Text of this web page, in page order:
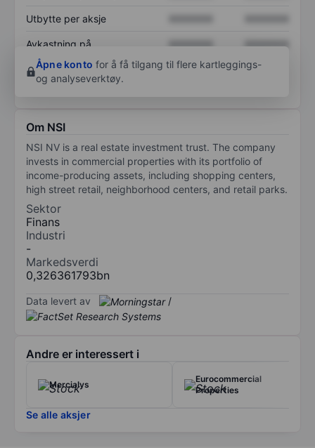
Utbytte per aksje
Avkastning på
egenkapital
XXXXXXX
XXXXXXX
Åpne konto for å få tilgang til flere kartleggings-
og analyseverktøy.
Om NSI
NSI NV is a real estate investment trust. The company
invests in commercial properties with its portfolio of
income-producing assets, including shopping centers,
high street retail, neighborhood centers, and retail parks.
Sektor
Finans
Industri
-
Markedsverdi
0,326361793bn
Data levert av /
Andre er interessert i
Mercialys
Eurocommercial
Properties
Se alle aksjer